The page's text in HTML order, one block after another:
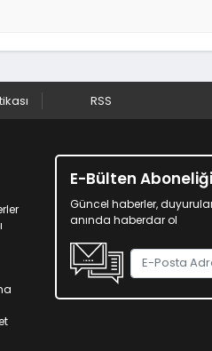
RSS
E-Bülten Aboneliği
Güncel haberler,
anında haberdar ol